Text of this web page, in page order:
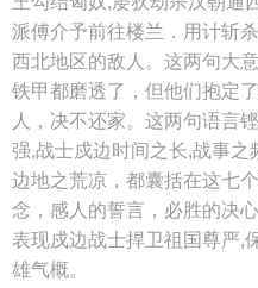
派傅介予前往楼兰．用计斩
西北地区的敌人。这两句大
铁甲都磨透了，但他们抱定
人，决不还家。这两句语言
强,战士戍边时间之长,战事之
边地之荒凉，都囊括在这七
念，感人的誓言，必胜的决
表现戍边战士捍卫祖国尊严,
雄气概。